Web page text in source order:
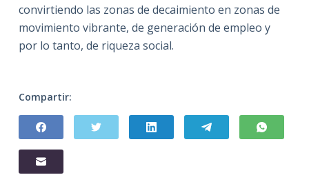
convirtiendo las zonas de decaimiento en zonas de
movimiento vibrante, de generación de empleo y
por lo tanto, de riqueza social.
Compartir: